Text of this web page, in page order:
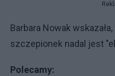
Barbara Nowak
szczepionek nadal jest
Polecamy: